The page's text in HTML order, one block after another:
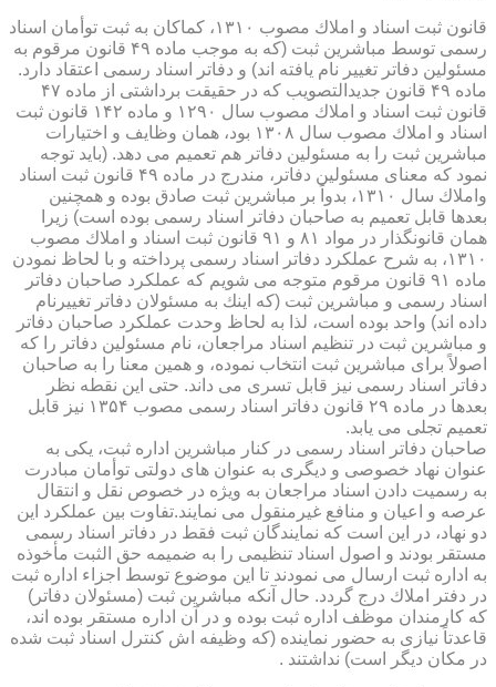
قانون ثبت اسناد و املاك مصوب ۱۳۱۰، كماكان به ثبت توأمان اسناد
رسمی توسط مباشرین ثبت (كه به موجب ماده ۴۹ قانون مرقوم به
مسئولین دفاتر تغییر نام یافته اند) و دفاتر اسناد رسمی اعتقاد دارد.
ماده ۴۹ قانون جدیدالتصویب كه در حقیقت برداشتی از ماده ۴۷
قانون ثبت اسناد و املاك مصوب سال ۱۲۹۰ و ماده ۱۴۲ قانون ثبت
اسناد و املاك مصوب سال ۱۳۰۸ بود، همان وظایف و اختیارات
مباشرین ثبت را به مسئولین دفاتر هم تعمیم می دهد. (باید توجه
نمود كه معنای مسئولین دفاتر، مندرج در ماده ۴۹ قانون ثبت اسناد
واملاك سال ۱۳۱۰، بدواً بر مباشرین ثبت صادق بوده و همچنین
بعدها قابل تعمیم به صاحبان دفاتر اسناد رسمی بوده است) زیرا
همان قانونگذار در مواد ۸۱ و ۹۱ قانون ثبت اسناد و املاك مصوب
۱۳۱۰، به شرح عملكرد دفاتر اسناد رسمی پرداخته و با لحاظ نمودن
ماده ۹۱ قانون مرقوم متوجه می شویم كه عملكرد صاحبان دفاتر
اسناد رسمی و مباشرین ثبت (كه اینك به مسئولان دفاتر تغییرنام
داده اند) واحد بوده است، لذا به لحاظ وحدت عملكرد صاحبان دفاتر
و مباشرین ثبت در تنظیم اسناد مراجعان، نام مسئولین دفاتر را كه
اصولاً برای مباشرین ثبت انتخاب نموده، و همین معنا را به صاحبان
دفاتر اسناد رسمی نیز قابل تسری می داند. حتی این نقطه نظر
بعدها در ماده ۲۹ قانون دفاتر اسناد رسمی مصوب ۱۳۵۴ نیز قابل
تعمیم تجلی می یابد.
صاحبان دفاتر اسناد رسمی در كنار مباشرین اداره ثبت، یكی به
عنوان نهاد خصوصی و دیگری به عنوان های دولتی توأمان مبادرت
به رسمیت دادن اسناد مراجعان به ویژه در خصوص نقل و انتقال
عرصه و اعیان و منافع غیرمنقول می نمایند.تفاوت بین عملكرد این
دو نهاد، در این است كه نمایندگان ثبت فقط در دفاتر اسناد رسمی
مستقر بودند و اصول اسناد تنظیمی را به ضمیمه حق الثبت مأخوذه
به اداره ثبت ارسال می نمودند تا این موضوع توسط اجزاء اداره ثبت
در دفتر املاك درج گردد. حال آنكه مباشرین ثبت (مسئولان دفاتر)
كه كارمندان موظف اداره ثبت بوده و در آن اداره مستقر بوده اند،
قاعدتاً نیازی به حضور نماینده (كه وظیفه اش كنترل اسناد ثبت شده
در مكان دیگر است) نداشتند .